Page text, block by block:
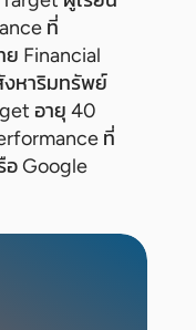
ที่
ย Financial
งหาริมทรัพย์
อายุ 40
ที่
อ Google